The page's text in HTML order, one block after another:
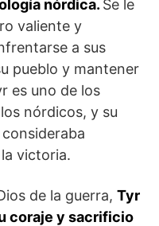
nórdica. Se le
valiente y
‍a sus
pueblo⁢ y mantener
​es uno de los
nórdicos, y su
victoria.
de la guerra, Tyr
coraje y sacrificio